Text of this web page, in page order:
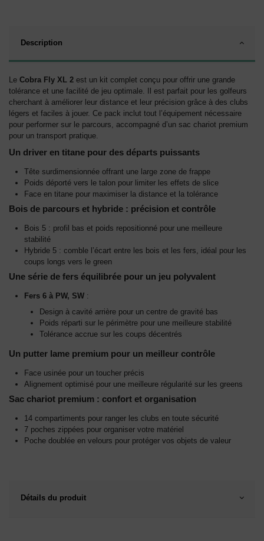
Description
Le Cobra Fly XL 2 est un kit complet conçu pour offrir une grande
tolérance et une facilité de jeu optimale. Il est parfait pour les golfeurs
cherchant à améliorer leur distance et leur précision grâce à des clubs
légers et faciles à jouer. Ce pack inclut tout l’équipement nécessaire
pour performer sur le parcours, accompagné d’un sac chariot premium
pour un transport pratique.
Un driver en titane pour des départs puissants
Tête surdimensionnée offrant une large zone de frappe
Poids déporté vers le talon pour limiter les effets de slice
Face en titane pour maximiser la distance et la tolérance
Bois de parcours et hybride : précision et contrôle
Bois 5 : profil bas et poids repositionné pour une meilleure
stabilité
Hybride 5 : comble l’écart entre les bois et les fers, idéal pour les
coups longs vers le green
Une série de fers équilibrée pour un jeu polyvalent
Fers 6 à PW, SW :
Design à cavité arrière pour un centre de gravité bas
Poids réparti sur le périmètre pour une meilleure stabilité
Tolérance accrue sur les coups décentrés
Un putter lame premium pour un meilleur contrôle
Face usinée pour un toucher précis
Alignement optimisé pour une meilleure régularité sur les greens
Sac chariot premium : confort et organisation
14 compartiments pour ranger les clubs en toute sécurité
7 poches zippées pour organiser votre matériel
Poche doublée en velours pour protéger vos objets de valeur
Détails du produit